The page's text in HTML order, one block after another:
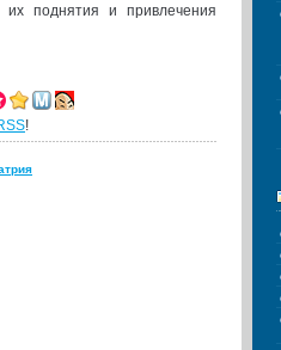
поднятия и привлечения
!